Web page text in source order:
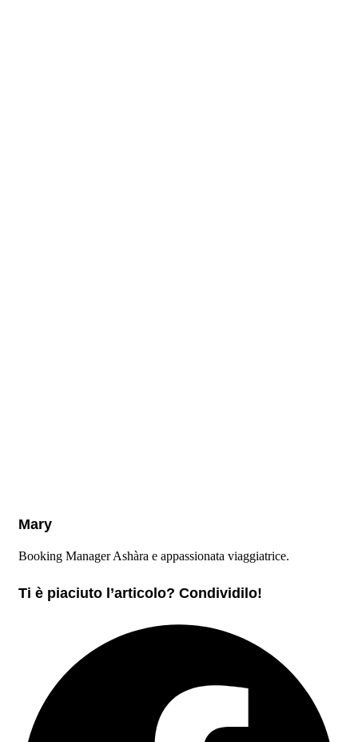
Mary
Booking Manager Ashàra e appassionata viaggiatrice.
Ti è piaciuto l’articolo? Condividilo!